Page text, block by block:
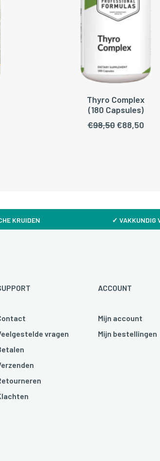
TOEVOEGEN AAN
Thyro Complex
(180 Capsules)
€98,50 €88,50
KRUIDEN ✓ VAKKUNDIG
vragen
ACCOUNT
Mijn account
Mijn bestellingen